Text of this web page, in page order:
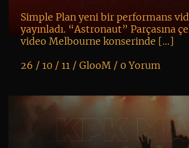
Simple Plan yeni bir performans
yayınladı. “Astronaut” Parçasına
video Melbourne konserinde […]
26 / 10 / 11 / GlooM/ 0 Yorum